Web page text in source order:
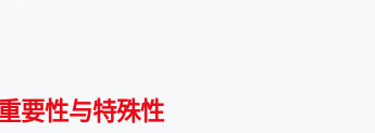
要性与特殊性